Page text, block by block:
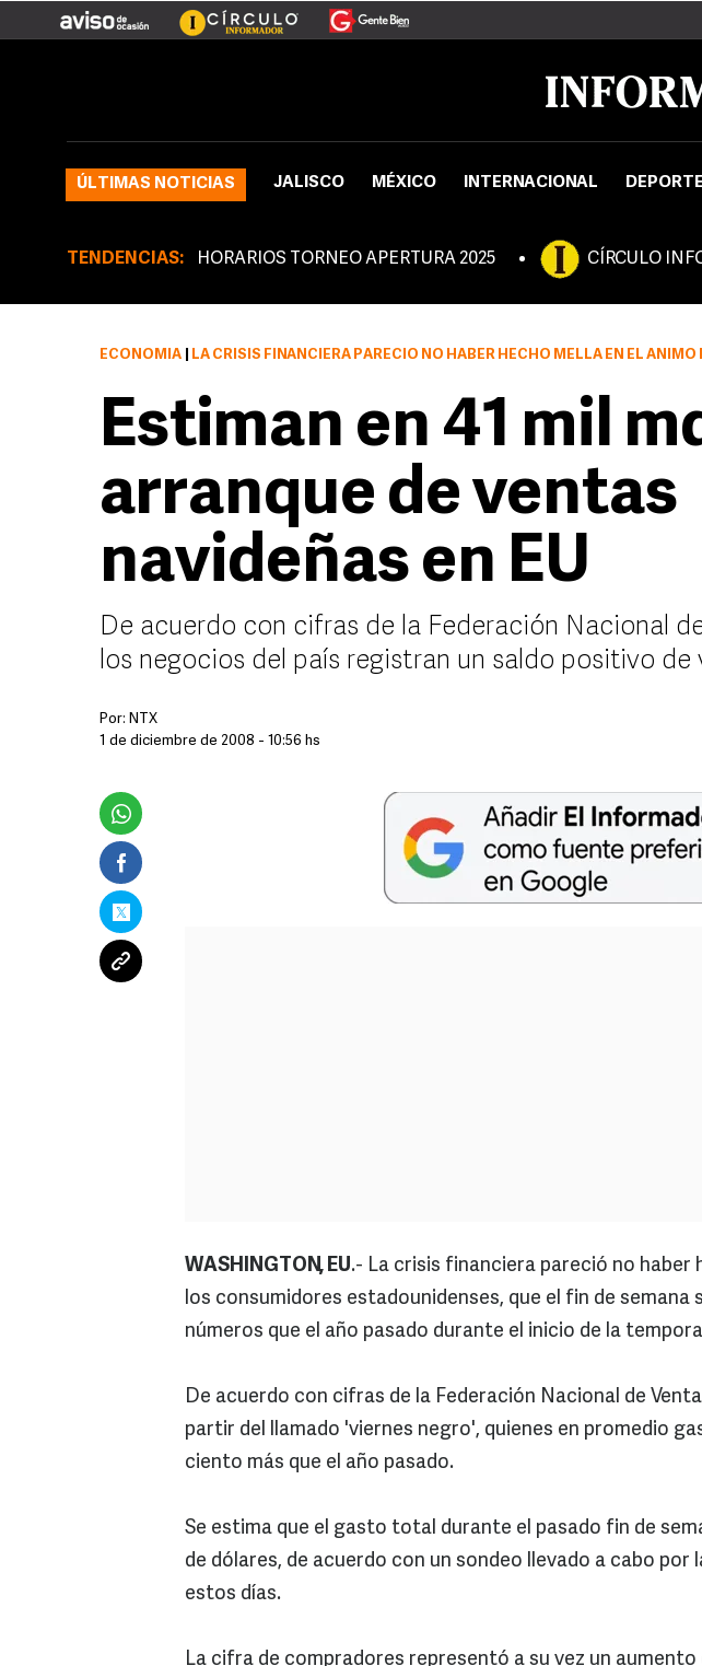
ÚLTIMAS NOTICIAS JALISCO MÉXICO INTERNACIONAL DEPORTE
TENDENCIAS: HORARIOS TORNEO APERTURA 2025 CÍRCULO
ECONOMÍA LA CRISIS FINANCIERA PARECIÓ NO HABER HECHO MELLA EN EL ÁNIMO DE LOS CONSUMIDORES
Estiman en 41 mil
arranque de ventas
navideñas en EU
De acuerdo con cifras de la Federación Nacional
los negocios del país registran un saldo positivo de
Por: NTX
1 de diciembre de 2008 - 10:56 hs
WASHINGTON, EU.- La crisis financiera pareció no haber
los consumidores estadounidenses, que el fin de semana
números que el año pasado durante el inicio de la
De acuerdo con cifras de la Federación Nacional de
partir del llamado 'viernes negro', quienes en promedio
ciento más que el año pasado.
Se estima que el gasto total durante el pasado fin de
de dólares, de acuerdo con un sondeo llevado a cabo por
estos días.
La cifra de compradores representó a su vez un aumento